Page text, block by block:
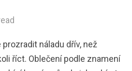
náladu dřív, než
říct. Oblečení podle znamení